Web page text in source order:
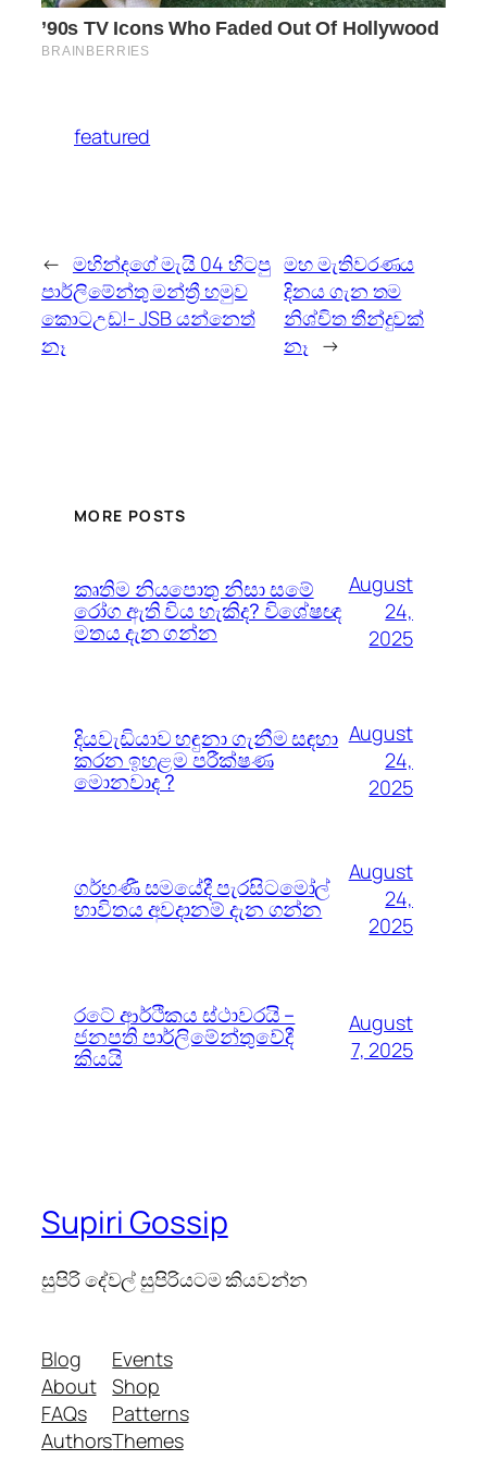
featured
← මහින්දගේ මැයි 04 හිටපු
පාර්ලිමේන්තු මන්ත්‍රී හමුව
කොටඋඩ!- JSB යන්නෙත්
නෑ
මහ මැතිවරණය
දිනය ගැන තම
නිශ්චිත තීන්දුවක්
නෑ →
MORE POSTS
කෘතිම නියපොතු නිසා සමේ
රෝග ඇති විය හැකිද? විශේෂඥ
මතය දැන ගන්න
August
24,
2025
දියවැඩියාව හඳුනා ගැනීම සඳහා
කරන ඉහළම පරීක්ෂණ
මොනවාද ?
August
24,
2025
ගර්භණී සමයේදී පැරසිටමෝල්
භාවිතය අවදානම් දැන ගන්න
August
24,
2025
රටේ ආර්ථිකය ස්ථාවරයි –
ජනපති පාර්ලිමේන්තුවේදී
කියයි
August
7, 2025
Supiri Gossip
සුපිරි දේවල් සුපිරියටම කියවන්න
Blog
About
FAQs
Authors
Events
Shop
Patterns
Themes